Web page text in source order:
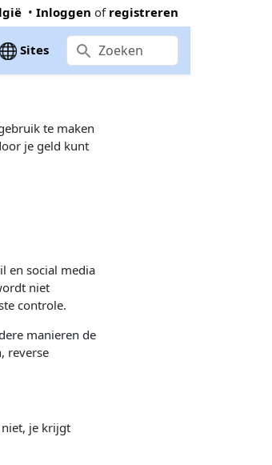
• Inloggen of registreren
Sites
te maken
je geld kunt
en social media
niet
controle.
manieren de
reverse
niet, je krijgt